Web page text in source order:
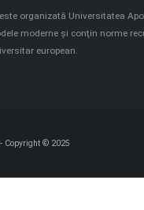
organizată Universitatea
moderne şi conţin norme
european.
Copyright © 2025